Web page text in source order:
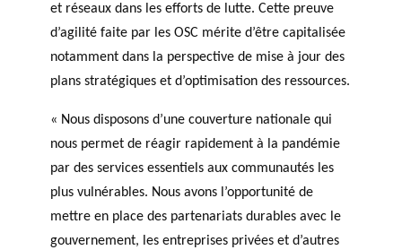
et réseaux dans les efforts de lutte. Cette preuve
d’agilité faite par les OSC mérite d’être capitalisée
notamment dans la perspective de mise à jour des
plans stratégiques et d’optimisation des ressources.
« Nous disposons d’une couverture nationale qui
nous permet de réagir rapidement à la pandémie
par des services essentiels aux communautés les
plus vulnérables. Nous avons l’opportunité de
mettre en place des partenariats durables avec le
gouvernement, les entreprises privées et d’autres